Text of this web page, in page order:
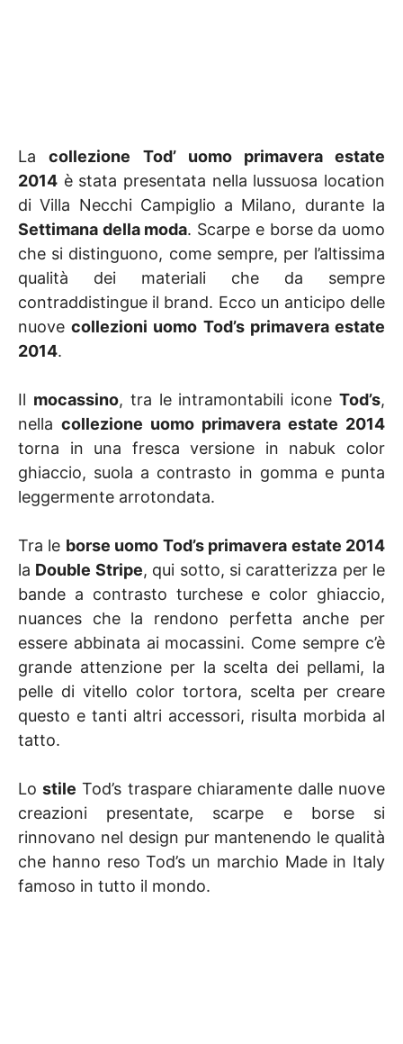
La collezione
Tod’ uomo primavera estate
2014 è stata presentata nella lussuosa location
di Villa Necchi Campiglio a Milano, durante la
Settimana della moda. Scarpe e borse da uomo
che si distinguono, come sempre, per l’altissima
qualità dei materiali che da sempre
contraddistingue il brand. Ecco un anticipo delle
nuovecollezioni uomo Tod’s primavera estate
2014.
Il mocassino, tra le intramontabili iconeTod’s,
nella collezione uomo primavera estate 2014
torna in una fresca versione in nabuk color
ghiaccio, suola a contrasto in gomma e punta
leggermente arrotondata.
Tra le borse uomo Tod’s primavera estate 2014
la Double Stripe, qui sotto, si caratterizza per le
bande a contrasto turchese e color ghiaccio,
nuances che la rendono perfetta anche per
essere abbinata ai mocassini. Come sempre c’è
grande attenzione per la scelta dei pellami, la
pelle di vitello color tortora, scelta per creare
questo e tanti altri accessori, risulta morbida al
tatto.
Lostile Tod’s traspare chiaramente dalle nuove
creazioni presentate, scarpe e borse si
rinnovano nel design pur mantenendo le qualità
che hanno reso Tod’s un marchio Made in Italy
famoso in tutto il mondo.